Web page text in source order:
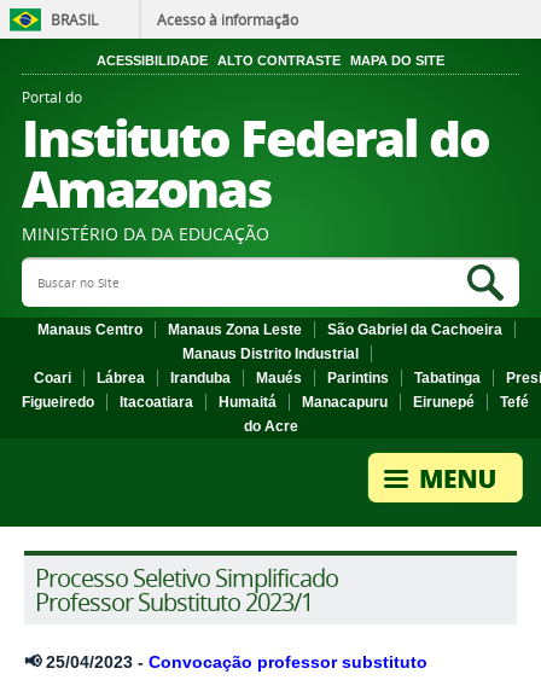
BRASIL Acesso à informação
ACESSIBILIDADE ALTO CONTRASTE MAPA DO SITE
Portal do
Instituto Federal do
Amazonas
MINISTÉRIO DA DA EDUCAÇÃO
Search Site
Manaus Centro Manaus Zona Leste
São Gabriel da Cachoeira
Manaus Distrito Industrial
Coari
Lábrea Iranduba Maués Parintins Tabatinga
Figueiredo
Itacoatiara Humaitá Manacapuru Eirunepé
Tefé
do Acre
Processo Seletivo Simplificado
Professor Substituto 2023/1
📢 25/04/2023 - Convocação professor substituto